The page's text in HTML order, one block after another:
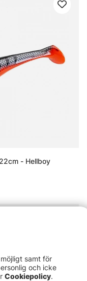
- Hellboy
samt för
och icke
Cookiepolicy.